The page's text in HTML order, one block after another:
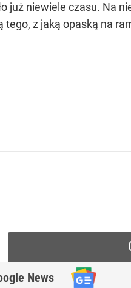
już niewiele czasu. Na
z jaką opaską na
News